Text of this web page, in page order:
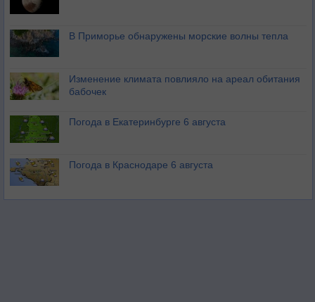
В Приморье обнаружены морские волны тепла
Изменение климата повлияло на ареал обитания
бабочек
Погода в Екатеринбурге 6 августа
Погода в Краснодаре 6 августа